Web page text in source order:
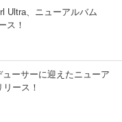
Ultra、ニューアルバム
ス！
ーサーに迎えたニューア
ース！